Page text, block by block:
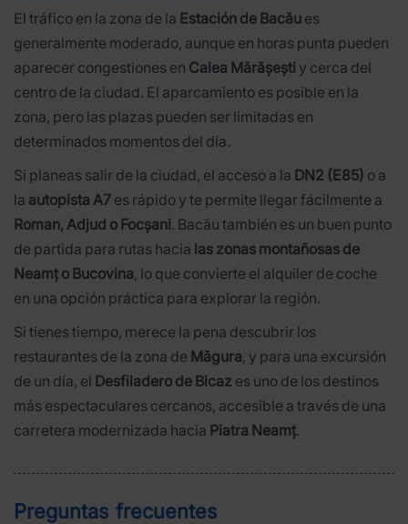
El tráfico en la zona de la Estación de Bacău es
generalmente moderado, aunque en horas punta pueden
aparecer congestiones en Calea Mărășești y cerca del
centro de la ciudad. El aparcamiento es posible en la
zona, pero las plazas pueden ser limitadas en
determinados momentos del día.
Si planeas salir de la ciudad, el acceso a la DN2 (E85) o a
la autopista A7 es rápido y te permite llegar fácilmente a
Roman, Adjud o Focșani. Bacău también es un buen punto
de partida para rutas hacia las zonas montañosas de
Neamț o Bucovina, lo que convierte el alquiler de coche
en una opción práctica para explorar la región.
Si tienes tiempo, merece la pena descubrir los
restaurantes de la zona de Măgura, y para una excursión
de un día, el Desfiladero de Bicaz es uno de los destinos
más espectaculares cercanos, accesible a través de una
carretera modernizada hacia Piatra Neamț.
Preguntas frecuentes